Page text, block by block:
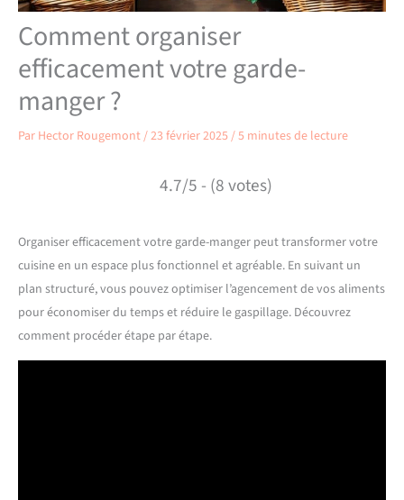
Comment organiser
efficacement votre garde-
manger ?
Par Hector Rougemont/23 février 2025/5 minutes de lecture
4.7/5 - (8 votes)
Organiser efficacement votre garde-manger peut transformer votre
cuisine en un espace plus fonctionnel et agréable. En suivant un
plan structuré, vous pouvez optimiser l’agencement de vos aliments
pour économiser du temps et réduire le gaspillage. Découvrez
comment procéder étape par étape.